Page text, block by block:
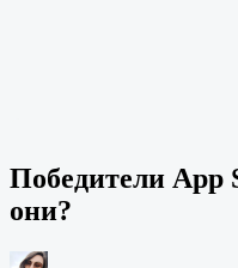
Победители App
они?